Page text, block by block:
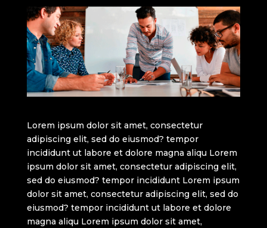
Lorem ipsum dolor sit amet, consectetur
adipiscing elit, sed do eiusmod? tempor
incididunt ut labore et dolore magna aliqu Lorem
ipsum dolor sit amet, consectetur adipiscing elit,
sed do eiusmod? tempor incididunt Lorem ipsum
dolor sit amet, consectetur adipiscing elit, sed do
eiusmod? tempor incididunt ut labore et dolore
magna aliqu Lorem ipsum dolor sit amet,